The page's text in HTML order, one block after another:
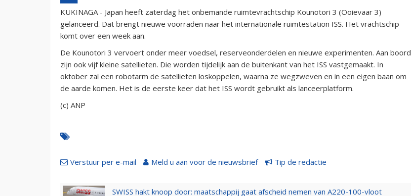
KUKINAGA - Japan heeft zaterdag het onbemande ruimtevrachtschip Kounotori 3 (Ooievaar 3)
gelanceerd. Dat brengt nieuwe voorraden naar het internationale ruimtestation ISS. Het vrachtschip
komt over een week aan.
De Kounotori 3 vervoert onder meer voedsel, reserveonderdelen en nieuwe experimenten. Aan boord
zijn ook vijf kleine satellieten. Die worden tijdelijk aan de buitenkant van het ISS vastgemaakt. In
oktober zal een robotarm de satellieten loskoppelen, waarna ze wegzweven en in een eigen baan om
de aarde komen. Het is de eerste keer dat het ISS wordt gebruikt als lanceerplatform.
(c) ANP
Verstuur per e-mail Meld u aan voor de nieuwsbrief Tip de redactie
SWISS hakt knoop door: maatschappij gaat afscheid nemen van A220-100-vloot